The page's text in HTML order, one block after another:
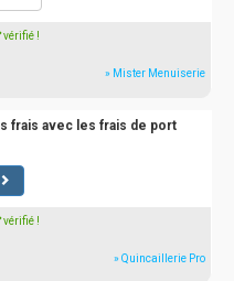
vérifié !
» Mister Menuiserie
frais avec les frais de port
vérifié !
» Quincaillerie Pro